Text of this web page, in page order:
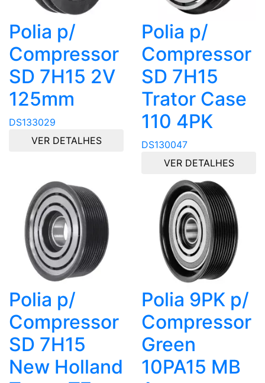
Polia p/
Compressor
SD 7H15 2V
125mm
DS133029
VER DETALHES
Polia p/
Compressor
SD 7H15
Trator Case
110 4PK
DS130047
VER DETALHES
Polia p/
Compressor
SD 7H15
New Holland
Polia 9PK p/
Compressor
Green
10PA15 MB